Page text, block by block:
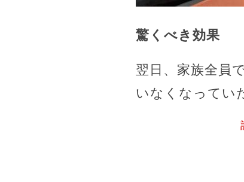
驚くべき効果
翌日、家族全員
いなくなってい